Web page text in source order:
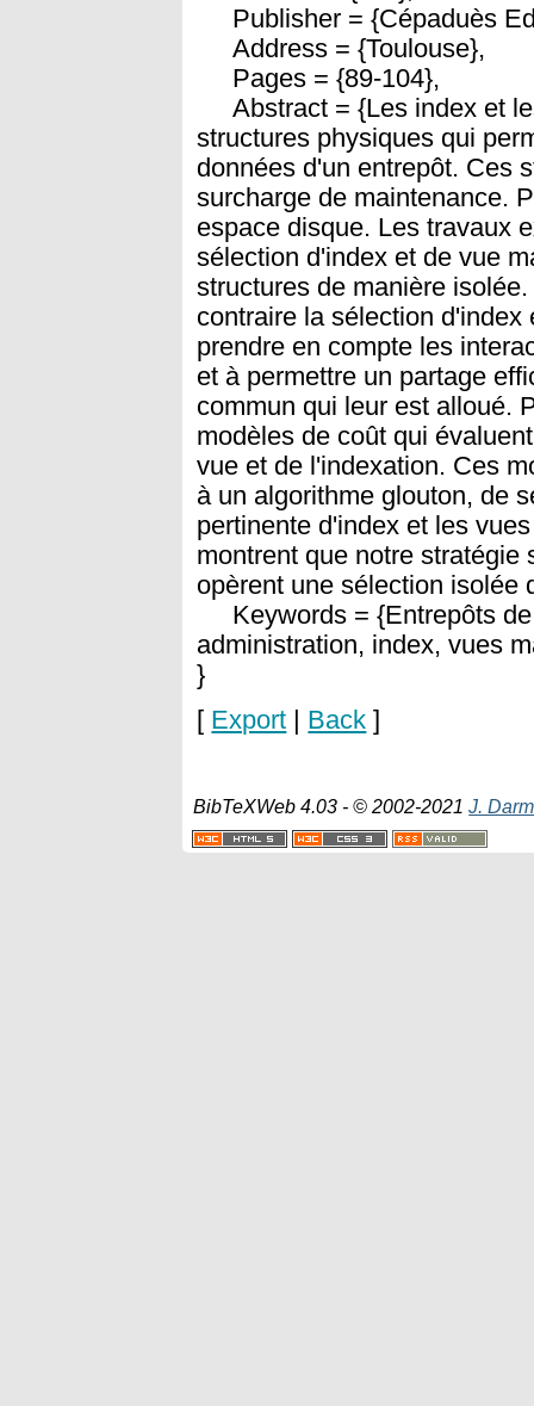
Publisher = {Cépaduès
Address = {Toulouse},
Pages = {89-104},
Abstract = {Les index et
structures physiques qui
données d'un entrepôt. Ces
surcharge de maintenance.
espace disque. Les travaux
sélection d'index et de vue
structures de manière
contraire la sélection
prendre en compte les
et à permettre un partage
commun qui leur est alloué.
modèles de coût qui
vue et de l'indexation. Ces
à un algorithme glouton, de
pertinente d'index et les
montrent que notre
opèrent une sélection isolée
Keywords = {Entrepôts de
administration, index, vues
}
[ Export Back ]
BibTeXWeb 4.03 - © 2002-2021J.